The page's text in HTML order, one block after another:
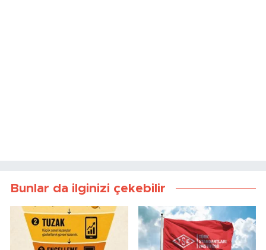
Bunlar da ilginizi çekebilir